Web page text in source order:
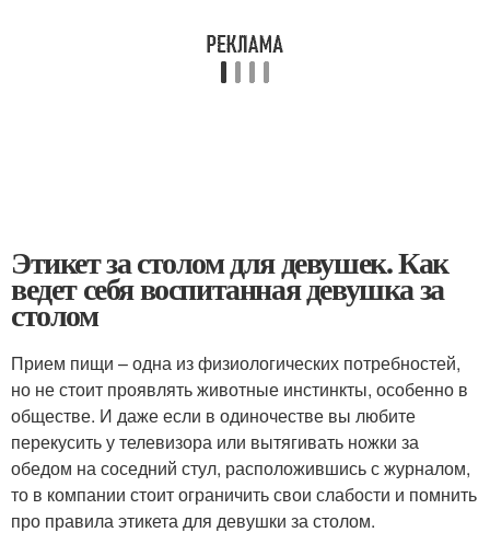
Этикет за столом для девушек. Как
ведет себя воспитанная девушка за
столом
Прием пищи – одна из физиологических потребностей,
но не стоит проявлять животные инстинкты, особенно в
обществе. И даже если в одиночестве вы любите
перекусить у телевизора или вытягивать ножки за
обедом на соседний стул, расположившись с журналом,
то в компании стоит ограничить свои слабости и помнить
про правила этикета для девушки за столом.